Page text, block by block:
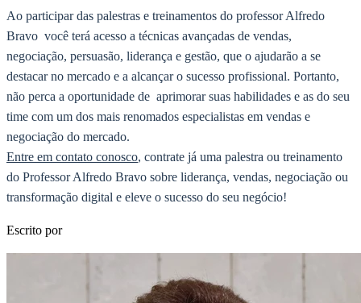
Ao participar das palestras e treinamentos do professor Alfredo
Bravo você terá acesso a técnicas avançadas de vendas,
negociação, persuasão, liderança e gestão, que o ajudarão a se
destacar no mercado e a alcançar o sucesso profissional. Portanto,
não perca a oportunidade de aprimorar suas habilidades e as do seu
time com um dos mais renomados especialistas em vendas e
negociação do mercado.
Entre em contato conosco, contrate já uma palestra ou treinamento
do Professor Alfredo Bravo sobre liderança, vendas, negociação ou
transformação digital e eleve o sucesso do seu negócio!
Escrito por